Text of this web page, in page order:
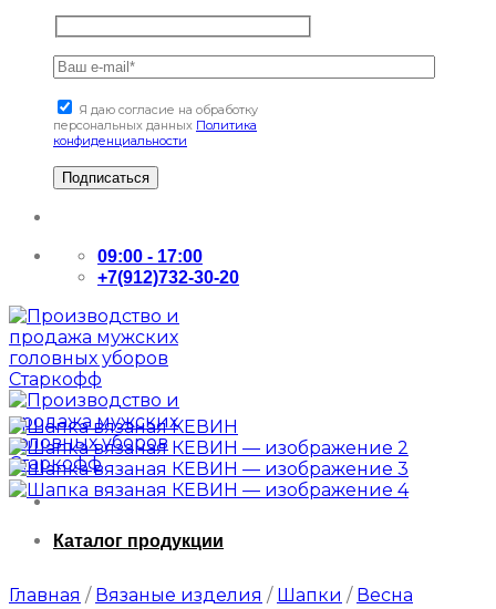
Я даю согласие на обработку
персональных данных Политика
конфиденциальности
09:00 - 17:00
+7(912)732-30-20
Каталог продукции
Главная / Вязаные изделия / Шапки / Весна